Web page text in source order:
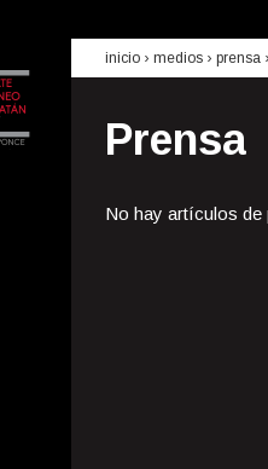
inicio › medios › prensa
Prensa
No hay artículos de